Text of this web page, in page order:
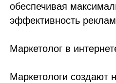
обеспечивая
эффективность
Маркетолог в
Маркетологи создают